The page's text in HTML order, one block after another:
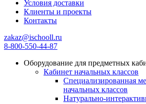
Условия доставки
Клиенты и проекты
Контакты
zakaz@ischooll.ru
8-800-550-44-87
Оборудование для предметных
Кабинет начальных классов
Специализированная
начальных классов
Натурально-